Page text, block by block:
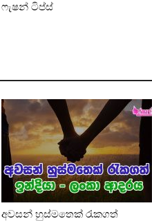
ෆැෂන් ටිප්ස්
අවසන් හුස්මතෙක් රැකගත්